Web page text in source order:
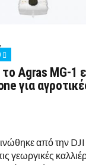
COMMENTS
ON
H
ΑΝΑΚΟΊΝΩΣΕ
ΕΞΕΙΔΙΚΕΥΜΈΝΟ
DRONE
ΓΙΑ
Agras MG-1
για
από την DJI
γεωργικές